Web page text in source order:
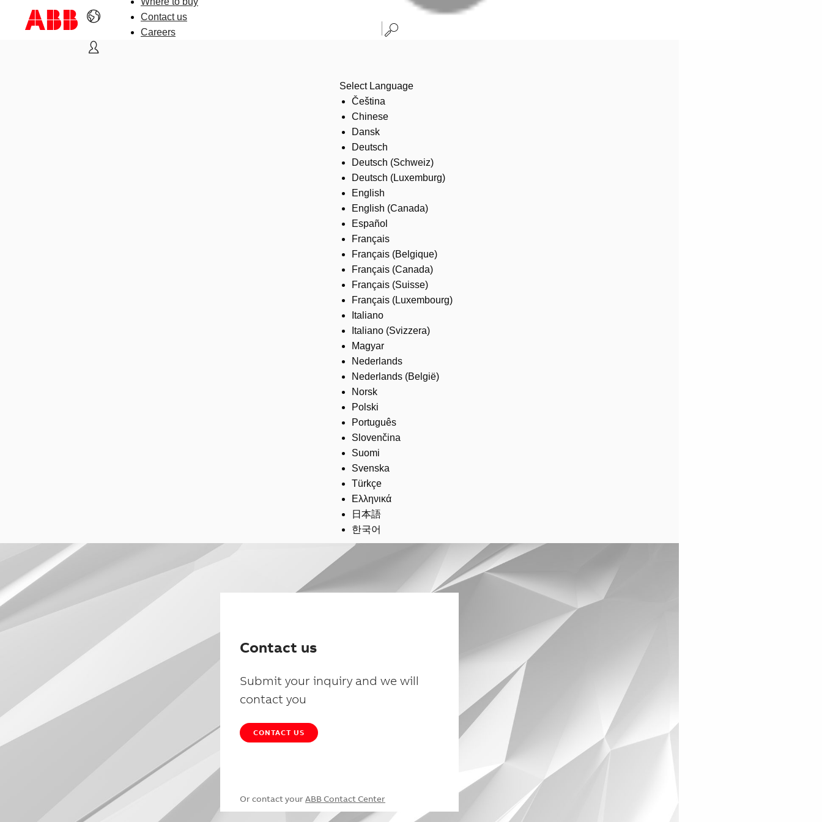
Contact us
Careers
Select Language
Čeština
Chinese
Dansk
Deutsch
Deutsch (Schweiz)
Deutsch (Luxemburg)
English
English (Canada)
Español
Français
Français (Belgique)
Français (Canada)
Français (Suisse)
Français (Luxembourg)
Italiano
Italiano (Svizzera)
Magyar
Nederlands
Nederlands (België)
Norsk
Polski
Português
Slovenčina
Suomi
Svenska
Türkçe
Ελληνικά
日本語
한국어
Contact us
Submit your inquiry and we will
contact you
CONTACT US
Or contact your ABB Contact Center